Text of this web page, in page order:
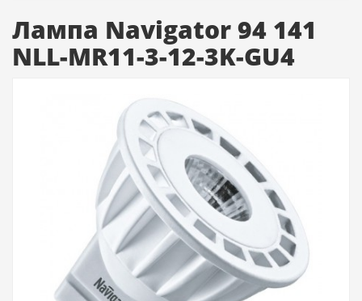
Лампа Navigator 94 141
NLL-MR11-3-12-3K-GU4